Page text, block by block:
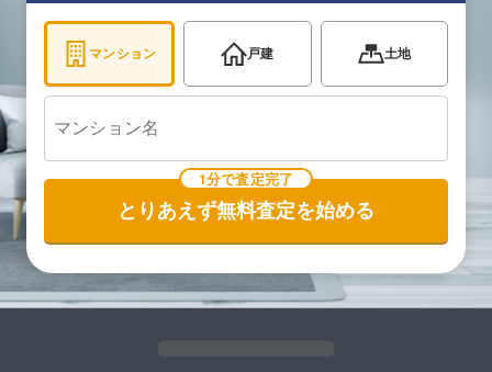
マンション 戸建 土地
1分で査定完了
とりあえず無料査定を始める